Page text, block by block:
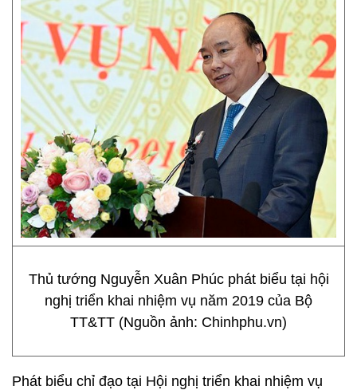
Thủ tướng Nguyễn Xuân Phúc phát biểu tại hội
nghị triển khai nhiệm vụ năm 2019 của Bộ
TT&TT (Nguồn ảnh: Chinhphu.vn)
Phát biểu chỉ đạo tại Hội nghị triển khai nhiệm vụ